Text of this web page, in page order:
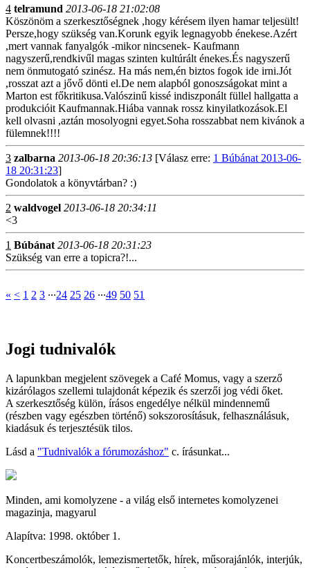
4 telramund 2013-06-18 21:02:08
Köszönöm a szerkesztőségnek ,hogy kérésem ilyen hamar teljesült!
Persze,hogy szükség van.Korunk egyik legnagyobb énekese.Azért
,mert vannak fanyalgók -mikor nincsenek- Kaufmann
nagyszerű,rendkivűl magas szinten kultúrált énekes.És nagyszerű
nem önmutogató szinész. Ha más nem,én biztos fogok ide irni.Jót
,rosszat azt a jővő dönti el.De nem alapból gonoszságokat mint a
Marton est főkritikusa.Valószinű kissé indiszponált füllel hallgatta a
produkcióit Kaufmannak.Hiába vannak rossz kinyilatkozások.El
kell olvasni ,aztán mosolyogni egyet.Soha rosszabbat nem kivánok a
fülemnek!!!!
3 zalbarna 2013-06-18 20:36:13 [Válasz erre: 1 Búbánat 2013-06-
18 20:31:23]
Gondolatok a könyvtárban? :)
2 waldvogel 2013-06-18 20:34:11
<3
1 Búbánat 2013-06-18 20:31:23
Szükség van erre a topicra?!...
« < 1 2 3 ∙∙∙24 25 26 ∙∙∙49 50 51
Jogi tudnivalók
A lapunkban megjelent szövegek a Café Momus, vagy a szerző
kizárólagos szellemi tulajdonát képezik és szerzői jog védi őket.
A szerkesztőség külön, írásos engedélye nélkül mindennemű
(részben vagy egészben történő) sokszorosításuk, felhasználásuk,
kiadásuk és terjesztésük tilos.
Lásd a "Tudnivalók a fórumozáshoz" c. írásunkat...
Minden, ami komolyzene - a világ első internetes komolyzenei
magazinja, magyarul
Alapítva: 1998. október 1.
Koncertbeszámolók, lemezismertetők, hírek, műsorajánlók, interjúk,